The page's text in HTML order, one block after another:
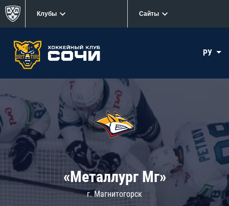
Клубы Сайты
РУ
«Металлург Мг»
г. Магнитогорск